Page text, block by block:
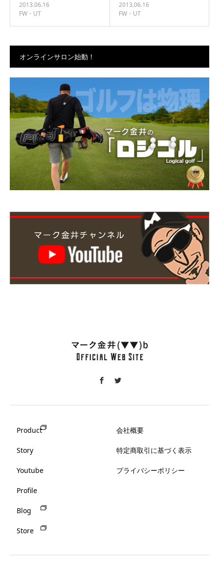
2013.06.16
FW・UT
2013.06.16
FW・UT
オンラインサロン始動！
Product
Story
Youtube
Profile
Blog
Store
会社概要
特定商取引に基づく表示
プライバシーポリシー